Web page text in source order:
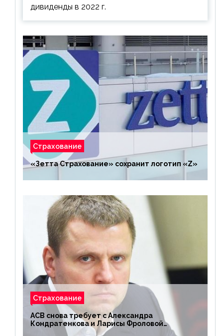
дивиденды в 2022 г.
Страхование
«Зетта Страхование» сохранит логотип «Z»
Страхование
АСВ снова требует с Александра
Кондратенкова и Ларисы Фроловой
возмещения убытков на 1,5 млрд р.